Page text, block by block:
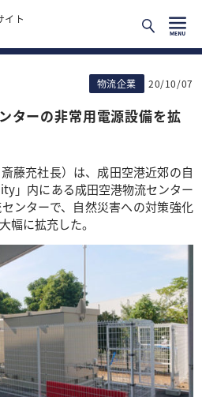
イト
物流企業 20/10/07
ターの非常用電源設備を拡
藤充社長）は、成田空港近郊の自
」内にある成田空港物流センター
ンターで、自然災害への対策強化
幅に拡充した。